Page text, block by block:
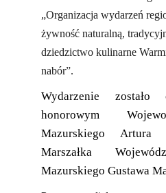
„Organizacja wydarzeń
żywność naturalną,
dziedzictwo kulinarne
nabór”.
Wydarzenie zostało
honorowym
Mazurskiego Artura
Marszałka
Mazurskiego Gustawa